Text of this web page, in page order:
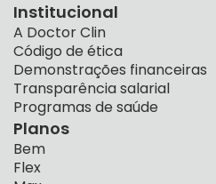
Institucional
A Doctor Clin
Código de ética
Demonstrações financeiras
Transparência salarial
Programas de saúde
Planos
Bem
Flex